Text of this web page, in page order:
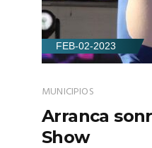
FEB-02-2023
MUNICIPIOS
Arranca
Show